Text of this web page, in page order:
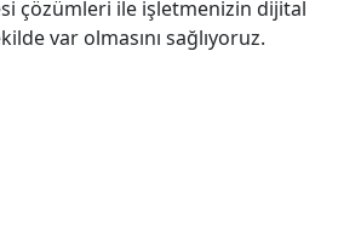
çözümleri ile işletmenizin dijital
var olmasını sağlıyoruz.